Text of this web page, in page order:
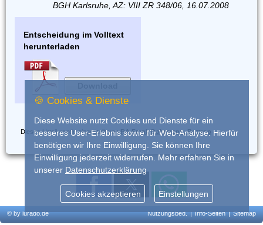
BGH Karlsruhe, AZ: VIII ZR 348/06, 16.07.2008
Entscheidung im Volltext
herunterladen
Dieses Urteil wurde eingestellt vonRA Frank Dohrmann, Bottrop
© by iurado.de Sitemap
|
Info-Seiten
|
Nutzungsbed.
🍪 Cookies & Dienste
Diese Website nutzt Cookies und Dienste für ein
besseres User-Erlebnis sowie für Web-Analyse. Hierfür
benötigen wir Ihre Einwilligung. Sie können Ihre
Einwilligung jederzeit widerrufen. Mehr erfahren Sie in
unserer Datenschutzerklärung
Cookies akzeptieren Einstellungen